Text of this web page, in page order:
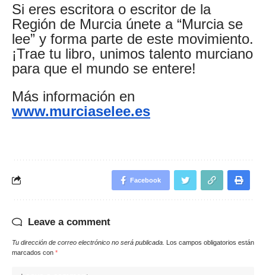
Si eres escritora o escritor de la
Región de Murcia únete a “Murcia se
lee” y forma parte de este movimiento.
¡Trae tu libro, unimos talento murciano
para que el mundo se entere!
Más información en
www.murciaselee.es
Facebook
Leave a comment
Tu dirección de correo electrónico no será publicada. Los campos obligatorios están
marcados con *